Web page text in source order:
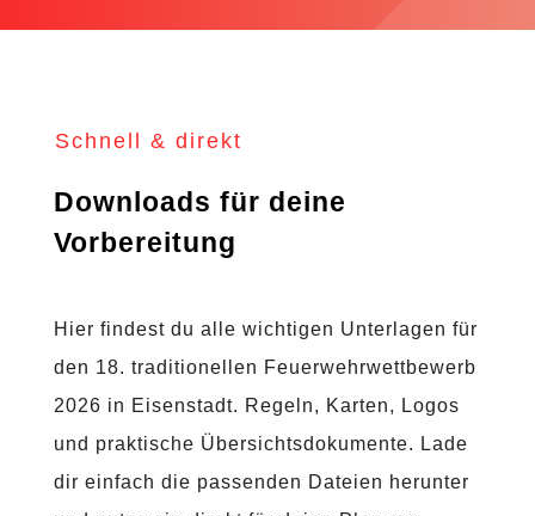
Home
Orientierung
Programm
Schnell & direkt
Downloads für deine
Vorbereitung
Hier findest du alle wichtigen Unterlagen für
den 18. traditionellen Feuerwehrwettbewerb
2026 in Eisenstadt. Regeln, Karten, Logos
und praktische Übersichtsdokumente. Lade
dir einfach die passenden Dateien herunter